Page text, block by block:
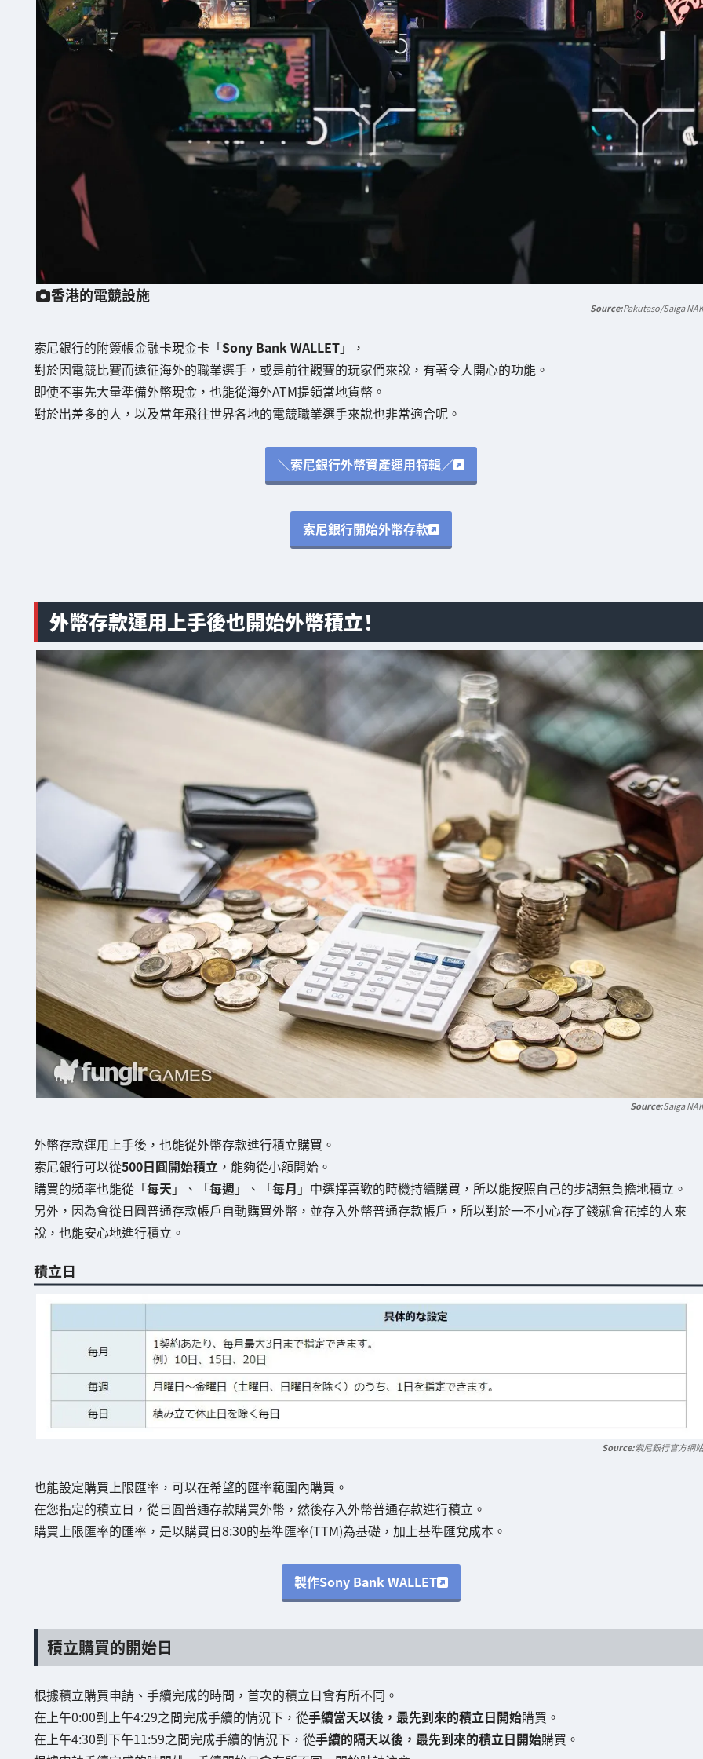
香港的電競設施
Pakutaso/Saiga NAK
索尼銀行的附簽帳金融卡現金卡「Sony Bank WALLET」，
對於因電競比賽而遠征海外的職業選手，或是前往觀賽的玩家們來說，有著令人開心的功能。
即使不事先大量準備外幣現金，也能從海外ATM提領當地貨幣。
對於出差多的人，以及常年飛往世界各地的電競職業選手來說也非常適合呢。
＼索尼銀行外幣資產運用特輯／
索尼銀行開始外幣存款
外幣存款運用上手後也開始外幣積立！
Saiga NAK
外幣存款運用上手後，也能從外幣存款進行積立購買。
索尼銀行可以從500日圓開始積立，能夠從小額開始。
購買的頻率也能從「每天」、「每週」、「每月 」中選擇喜歡的時機持續購買，所以能按照自己的步調無負擔地積立。
另外，因為會從日圓普通存款帳戶自動購買外幣，並存入外幣普通存款帳戶，所以對於一不小心存了錢就會花掉的人來
說，也能安心地進行積立。
積立日
索尼銀行官方網站
也能設定購買上限匯率，可以在希望的匯率範圍內購買。
在您指定的積立日，從日圓普通存款購買外幣，然後存入外幣普通存款進行積立。
購買上限匯率的匯率，是以購買日8:30的基準匯率(TTM)為基礎，加上基準匯兌成本。
製作Sony Bank WALLET
積立購買的開始日
根據積立購買申請、手續完成的時間，首次的積立日會有所不同。
在上午0:00到上午4:29之間完成手續的情況下，從手續當天以後，最先到來的積立日開始購買。
在上午4:30到下午11:59之間完成手續的情況下，從手續的隔天以後，最先到來的積立日開始購買。